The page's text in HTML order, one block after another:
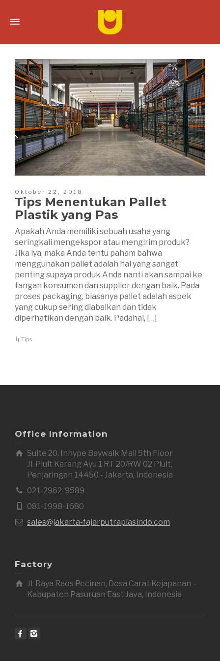
Oktober 22, 2018
Tips Menentukan Pallet
Plastik yang Pas
Apakah Anda memiliki sebuah usaha yang
seringkali mengekspor atau mengirim produk?
Jika iya, maka Anda tentu paham bahwa
menggunakan pallet adalah hal yang sangat
penting supaya produk Anda nanti akan sampai ke
tangan konsumen dan supplier dengan baik. Pada
proses packaging, biasanya pallet adalah aspek
yang cukup sering diabaikan dan tidak
diperhatikan dengan baik. Padahal, […]
Tips
Office Information
Suite 20, Inhype Baywalk Mall 5th Floor
Jl. Pluit Karang Ayu 1 RT 20/RW 02 Pluit,
Penjaringan 14450 - Jakarta, Indonesia
021-2962-9589
081-1998-1680
sales@jakarta-fajarputraplasindo.com
Factory
Jl. Raya Raos Pecinan, Desa Carat Kejapanan –
Kabupaten Pasuruan East Java, Indonesia